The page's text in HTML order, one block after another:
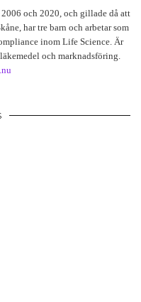
och 2020, och gillade då att
har tre barn och arbetar som
inom Life Science. Är
och marknadsföring.